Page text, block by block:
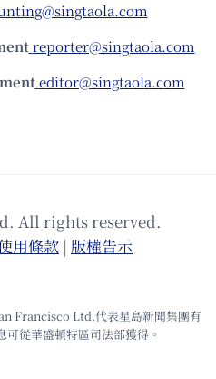
reporter@singtaola.com
editor@singtaola.com
All rights reserved.
⽤條款 | 版權告⽰
Francisco Ltd.代表星島新聞集團有
從華盛頓特區司法部獲得。